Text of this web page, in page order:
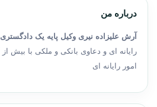
درباره من
آرش علیزاده نیری وکیل پایه یک دادگستری
امور رایانه ای